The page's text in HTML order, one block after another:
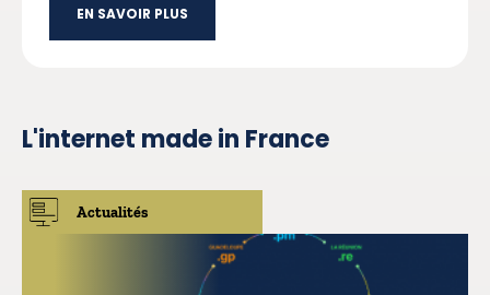
EN SAVOIR PLUS
L'internet made in France
Actualités